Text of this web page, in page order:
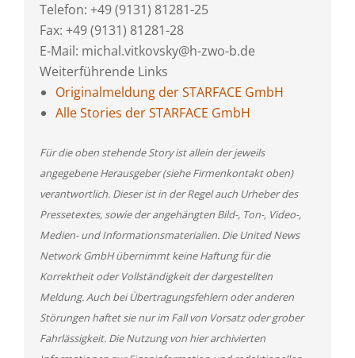
Telefon: +49 (9131) 81281-25
Fax: +49 (9131) 81281-28
E-Mail: michal.vitkovsky@h-zwo-b.de
Weiterführende Links
Originalmeldung der STARFACE GmbH
Alle Stories der STARFACE GmbH
Für die oben stehende Story ist allein der jeweils
angegebene Herausgeber (siehe Firmenkontakt oben)
verantwortlich. Dieser ist in der Regel auch Urheber des
Pressetextes, sowie der angehängten Bild-, Ton-, Video-,
Medien- und Informationsmaterialien. Die United News
Network GmbH übernimmt keine Haftung für die
Korrektheit oder Vollständigkeit der dargestellten
Meldung. Auch bei Übertragungsfehlern oder anderen
Störungen haftet sie nur im Fall von Vorsatz oder grober
Fahrlässigkeit. Die Nutzung von hier archivierten